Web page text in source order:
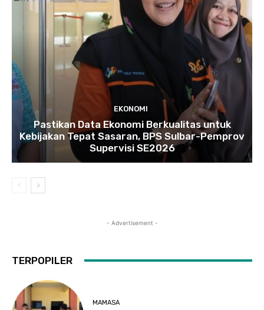
EKONOMI
Pastikan Data Ekonomi Berkualitas untuk
Kebijakan Tepat Sasaran, BPS Sulbar-Pemprov
Supervisi SE2026
- Advertisement -
TERPOPILER
MAMASA